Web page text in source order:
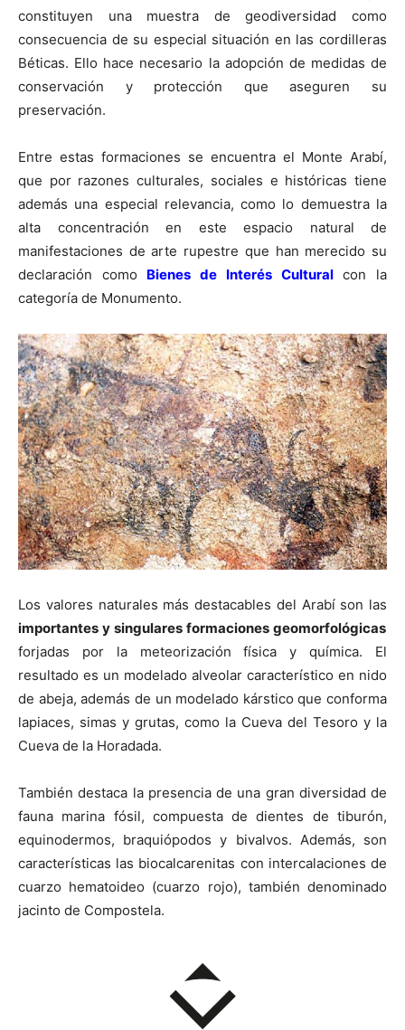
constituyen una muestra de geodiversidad como
consecuencia de su especial situación en las cordilleras
Béticas. Ello hace necesario la adopción de medidas de
conservación y protección que aseguren su
preservación.
Entre estas formaciones se encuentra el Monte Arabí,
que por razones culturales, sociales e históricas tiene
además una especial relevancia, como lo demuestra la
alta concentración en este espacio natural de
manifestaciones de arte rupestre que han merecido su
declaración como Bienes de Interés Culturalcon la
categoría de Monumento.
Los valores naturales más destacables del Arabí son las
importantes y singulares formaciones geomorfológicas
forjadas por la meteorización física y química. El
resultado es un modelado alveolar característico en nido
de abeja, además de un modelado kárstico que conforma
lapiaces, simas y grutas, como la Cueva del Tesoro y la
Cueva de la Horadada.
También destaca la presencia de una gran diversidad de
fauna marina fósil, compuesta de dientes de tiburón,
equinodermos, braquiópodos y bivalvos. Además, son
características las biocalcarenitas con intercalaciones de
cuarzo hematoideo (cuarzo rojo), también denominado
jacinto de Compostela.